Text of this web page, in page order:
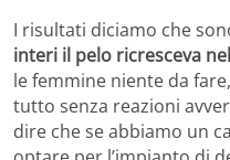
I risultati diciamo che
interi il pelo ricresceva
le femmine niente da
tutto senza reazioni
dire che se abbiamo un